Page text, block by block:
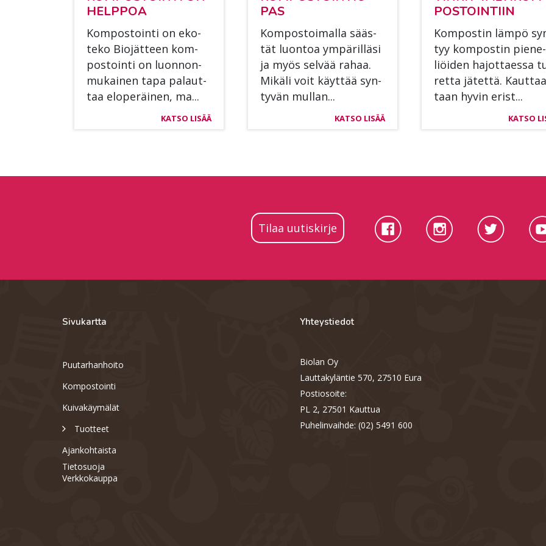
HELP­POA
Kom­pos­toin­ti on eko­
te­ko Bio­jät­teen kom­
pos­toin­ti on luon­non­
mu­kai­nen tapa pa­laut­
taa elo­pe­räi­nen, ma...
KATSO LISÄÄ
PAS
Kom­pos­toi­mal­la sääs­
tät luon­toa ym­pä­ril­lä­si
ja myös sel­vää ra­haa.
Mi­kä­li voit käyt­tää syn­
ty­vän mul­lan...
KATSO LISÄÄ
POS­TOIN­TIIN
Kom­pos­tin läm­pö
tyy kom­pos­tin pie­ne­
liöi­den ha­jot­taes­sa
ret­ta jä­tet­tä.
taan hy­vin erist...
KATSO
Tilaa uutiskirje
Sivukartta
Puutarhanhoito
Kompostointi
Kuivakäymälät
Tuotteet
Ajankohtaista
Tietosuoja
Verkkokauppa
Yhteystiedot
Biolan Oy
Lauttakyläntie 570, 27510 Eura
Postiosoite:
PL 2, 27501 Kauttua
Puhelinvaihde: (02) 5491 600